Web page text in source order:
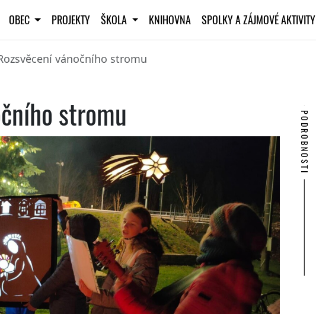
OBEC PROJEKTY ŠKOLA KNIHOVNA SPOLKY A ZÁJMOVÉ AKTIVITY
vánočního stromu
stromu PODROBNOSTI